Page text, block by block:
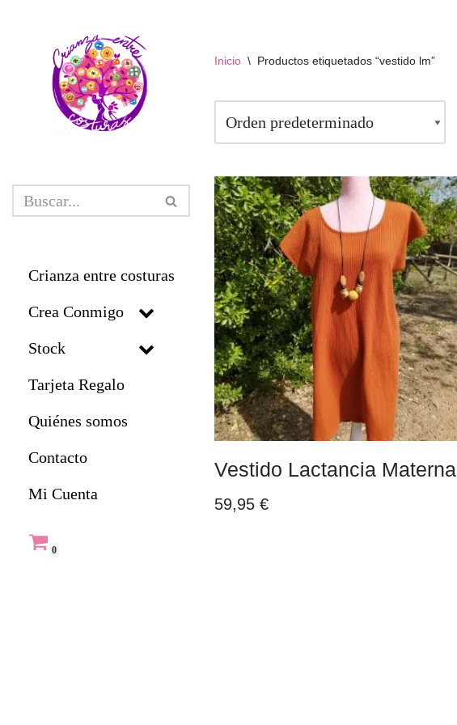
contenido
Crianza entre costuras
Crea Conmigo
Stock
Tarjeta Regalo
Quiénes somos
Contacto
Mi Cuenta
0
Inicio \ Productos etiquetados “vestido lm”
Vestido Lactancia Materna
59,95 €